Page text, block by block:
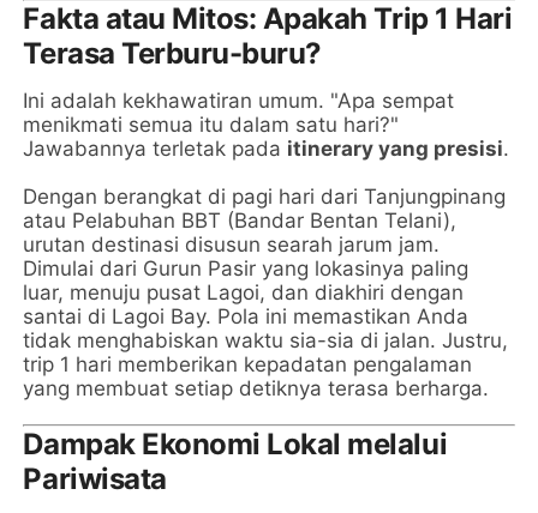
Fakta atau Mitos: Apakah Trip 1 Hari
Terasa Terburu-buru?
Ini adalah kekhawatiran umum. "Apa sempat
menikmati semua itu dalam satu hari?"
Jawabannya terletak pada itinerary yang presisi.
Dengan berangkat di pagi hari dari Tanjungpinang
atau Pelabuhan BBT (Bandar Bentan Telani),
urutan destinasi disusun searah jarum jam.
Dimulai dari Gurun Pasir yang lokasinya paling
luar, menuju pusat Lagoi, dan diakhiri dengan
santai di Lagoi Bay. Pola ini memastikan Anda
tidak menghabiskan waktu sia-sia di jalan. Justru,
trip 1 hari memberikan kepadatan pengalaman
yang membuat setiap detiknya terasa berharga.
Dampak Ekonomi Lokal melalui
Pariwisata